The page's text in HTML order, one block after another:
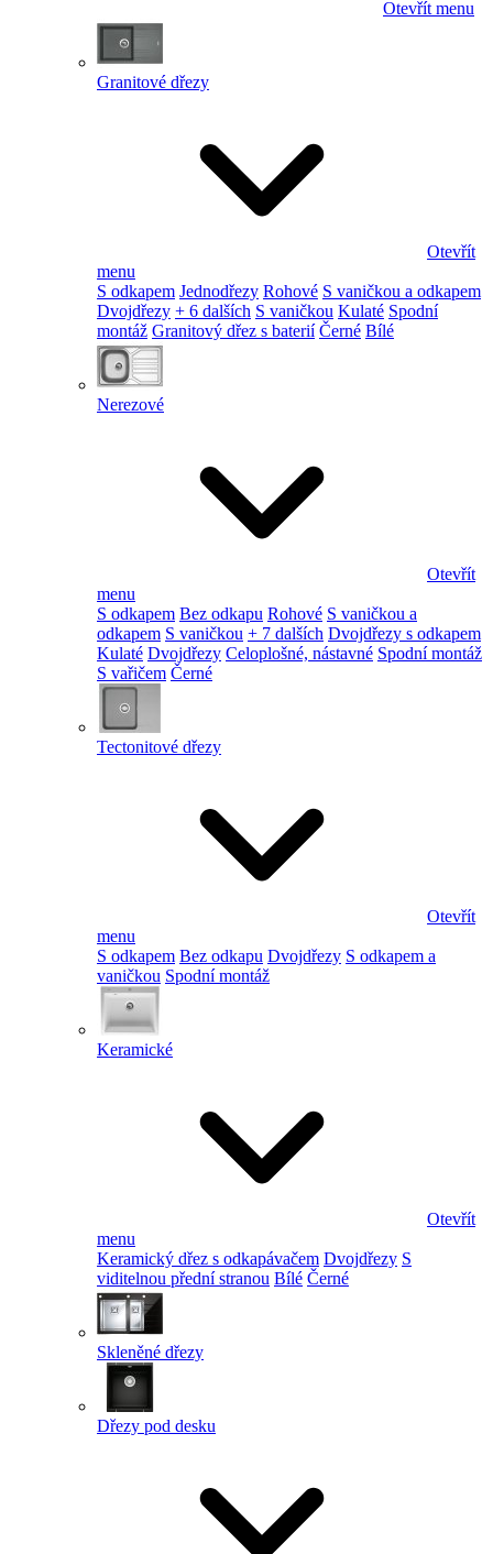
Otevřít menu
Granitové dřezy
Otevřít
menu
S odkapem Jednodřezy Rohové S vaničkou a odkapem
Dvojdřezy + 6 dalších S vaničkou Kulaté Spodní
montáž Granitový dřez s baterií Černé Bílé
Nerezové
Otevřít
menu
S odkapem Bez odkapu Rohové S vaničkou a
odkapem S vaničkou + 7 dalších Dvojdřezy s odkapem
Kulaté Dvojdřezy Celoplošné, nástavné Spodní montáž
S vařičem Černé
Tectonitové dřezy
Otevřít
menu
S odkapem Bez odkapu Dvojdřezy S odkapem a
vaničkou Spodní montáž
Keramické
Otevřít
menu
Keramický dřez s odkapávačem Dvojdřezy S
viditelnou přední stranou Bílé Černé
Skleněné dřezy
Dřezy pod desku